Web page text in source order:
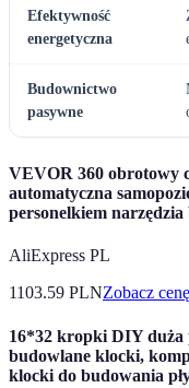
Efektywność
energetyczna
Budownictwo
pasywne
VEVOR 360 obrotowy
automatyczna
personelkiem
AliExpress PL
1103.59 PLNZobacz cenę
16*32 kropki DIY duża
budowlane klocki,
klocki do budowania